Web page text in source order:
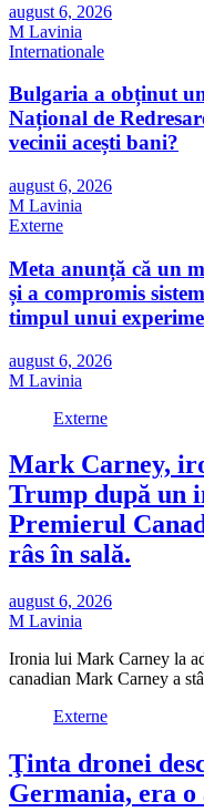
august 6, 2026
M Lavinia
Internationale
Bulgaria a obținut
Național de
vecinii acești bani?
august 6, 2026
M Lavinia
Externe
Meta anunță că un
și a compromis
timpul unui
august 6, 2026
M Lavinia
Externe
Mark Carney,
Trump după un
Premierul
râs în sală.
august 6, 2026
M Lavinia
Ironia lui Mark Carney la
canadian Mark Carney a
Externe
Ţinta dronei
Germania, era